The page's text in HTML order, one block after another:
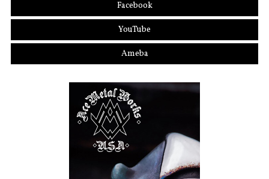
Facebook
YouTube
Ameba